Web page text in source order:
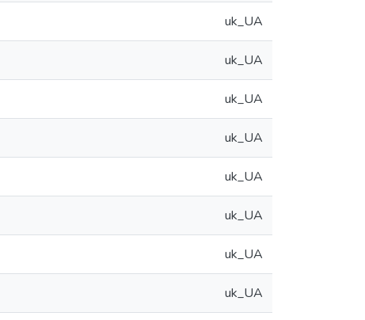
uk_UA
uk_UA
uk_UA
uk_UA
uk_UA
uk_UA
uk_UA
uk_UA